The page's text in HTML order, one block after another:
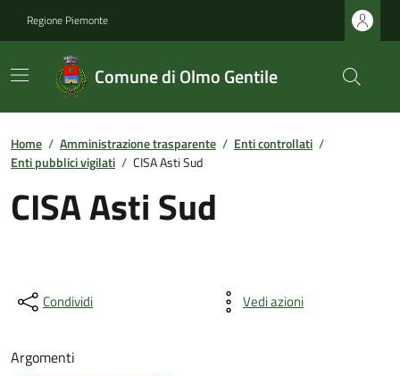
Regione Piemonte
Comune di Olmo Gentile
Home / Amministrazione trasparente / Enti controllati /
Enti pubblici vigilati / CISA Asti Sud
CISA Asti Sud
Condividi Vedi azioni
Argomenti